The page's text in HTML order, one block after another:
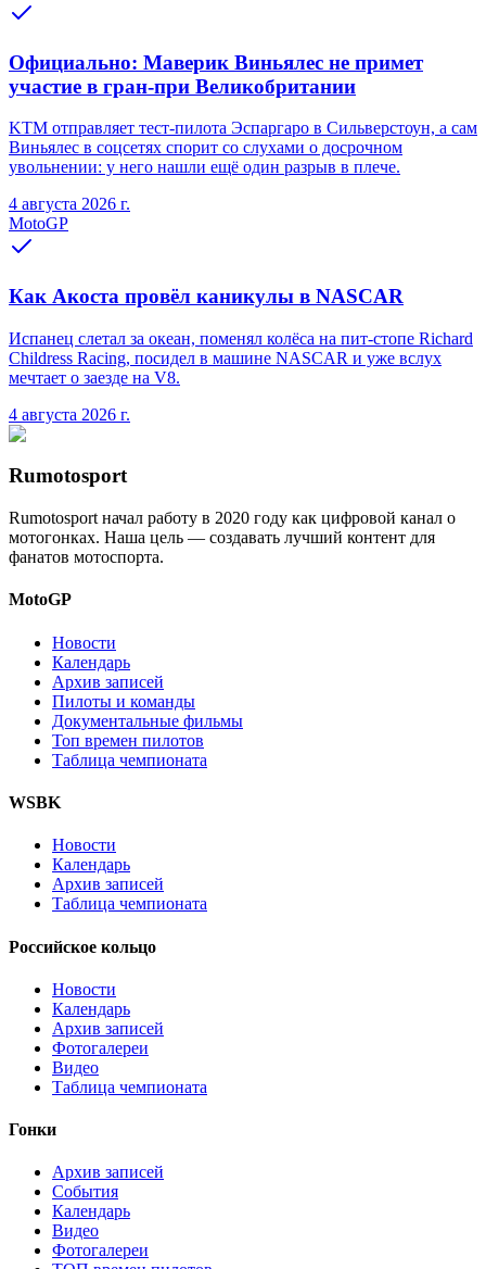
Официально: Маверик Виньялес не примет
участие в гран-при Великобритании
KTM отправляет тест-пилота Эспаргаро в Сильверстоун, а сам
Виньялес в соцсетях спорит со слухами о досрочном
увольнении: у него нашли ещё один разрыв в плече.
4 августа 2026 г.
MotoGP
Как Акоста провёл каникулы в NASCAR
Испанец слетал за океан, поменял колёса на пит-стопе Richard
Childress Racing, посидел в машине NASCAR и уже вслух
мечтает о заезде на V8.
4 августа 2026 г.
Rumotosport
Rumotosport начал работу в 2020 году как цифровой канал о
мотогонках. Наша цель — создавать лучший контент для
фанатов мотоспорта.
MotoGP
Новости
Календарь
Архив записей
Пилоты и команды
Документальные фильмы
Топ времен пилотов
Таблица чемпионата
WSBK
Новости
Календарь
Архив записей
Таблица чемпионата
Российское кольцо
Новости
Календарь
Архив записей
Фотогалереи
Видео
Таблица чемпионата
Гонки
Архив записей
События
Календарь
Видео
Фотогалереи